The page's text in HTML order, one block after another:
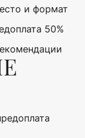
и формат
50%